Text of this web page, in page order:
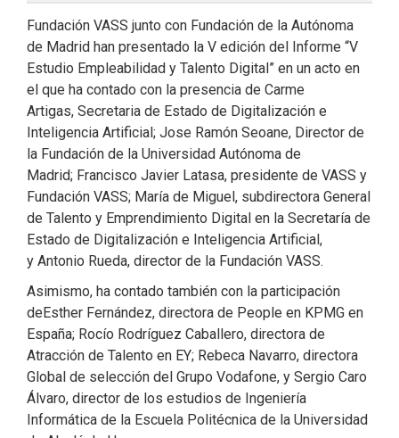
Fundación VASS junto con Fundación de la Autónoma
de Madrid han presentado la V edición del Informe “V
Estudio Empleabilidad y Talento Digital” en un acto en
el que ha contado con la presencia de Carme
Artigas, Secretaria de Estado de Digitalización e
Inteligencia Artificial; Jose Ramón Seoane, Director de
la Fundación de la Universidad Autónoma de
Madrid; Francisco Javier Latasa, presidente de VASS y
Fundación VASS; María de Miguel, subdirectora General
de Talento y Emprendimiento Digital en la Secretaría de
Estado de Digitalización e Inteligencia Artificial,
y Antonio Rueda, director de la Fundación VASS.
Asimismo, ha contado también con la participación
deEsther Fernández, directora de People en KPMG en
España; Rocío Rodríguez Caballero, directora de
Atracción de Talento en EY; Rebeca Navarro, directora
Global de selección del Grupo Vodafone, y Sergio Caro
Álvaro, director de los estudios de Ingeniería
Informática de la Escuela Politécnica de la Universidad